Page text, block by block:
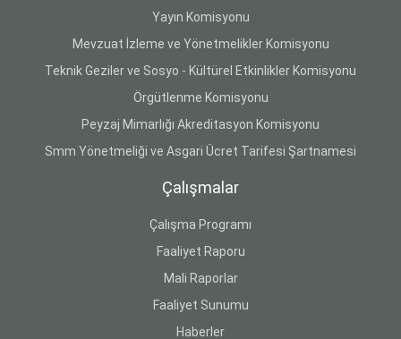
Yayın Komisyonu
Mevzuat İzleme ve Yönetmelikler Komisyonu
Teknik Geziler ve Sosyo - Kültürel Etkinlikler Komisyonu
Örgütlenme Komisyonu
Peyzaj Mimarlığı Akreditasyon Komisyonu
Smm Yönetmeliği ve Asgari Ücret Tarifesi Şartnamesi
Çalışmalar
Çalışma Programı
Faaliyet Raporu
Mali Raporlar
Faaliyet Sunumu
Haberler